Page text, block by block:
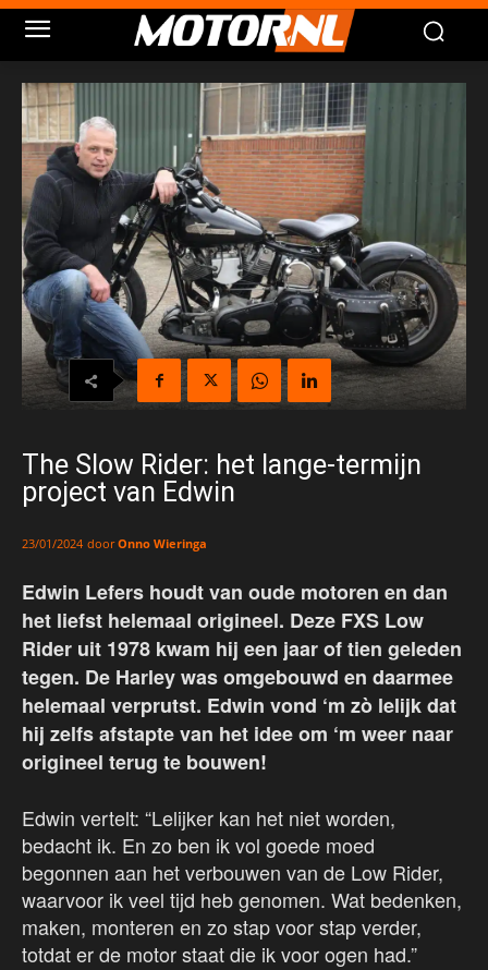
The Slow Rider: het lange-termijn
project van Edwin
23/01/2024 door Onno Wieringa
Edwin Lefers houdt van oude motoren en dan
het liefst helemaal origineel. Deze FXS Low
Rider uit 1978 kwam hij een jaar of tien geleden
tegen. De Harley was omgebouwd en daarmee
helemaal verprutst. Edwin vond ‘m zò lelijk dat
hij zelfs afstapte van het idee om ‘m weer naar
origineel terug te bouwen!
Edwin vertelt: “Lelijker kan het niet worden,
bedacht ik. En zo ben ik vol goede moed
begonnen aan het verbouwen van de Low Rider,
waarvoor ik veel tijd heb genomen. Wat bedenken,
maken, monteren en zo stap voor stap verder,
totdat er de motor staat die ik voor ogen had.”